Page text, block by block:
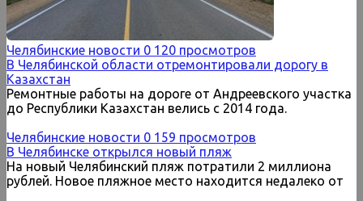
Челябинские новости 0 120 просмотров
В Челябинской области отремонтировали дорогу в
Казахстан
Ремонтные работы на дороге от Андреевского участка
до Республики Казахстан велись с 2014 года.
Челябинские новости 0 159 просмотров
В Челябинске открылся новый пляж
На новый Челябинский пляж потратили 2 миллиона
рублей. Новое пляжное место находится недалеко от